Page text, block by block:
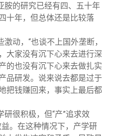
胺的研究已经有四、五十年
十年，但总体还是比较落
动，“也谈不上国外垄断，
大家没有沉下心来去进行深
的也没有沉下心来去做扎实
品研发。说来说去都是过于
把钱赚回来，事实上最后都
很积极，但“产”追求效
益。在这种情况下，产学研